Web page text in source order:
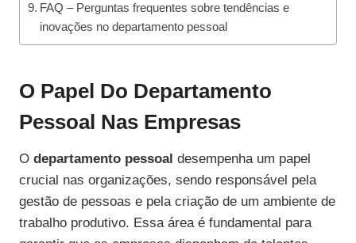
FAQ – Perguntas frequentes sobre tendências e
inovações no departamento pessoal
O Papel Do Departamento
Pessoal Nas Empresas
O departamento pessoal desempenha um papel
crucial nas organizações, sendo responsável pela
gestão de pessoas e pela criação de um ambiente de
trabalho produtivo. Essa área é fundamental para